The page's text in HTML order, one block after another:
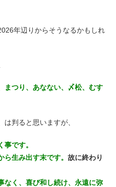
年辺りからそうなるかもしれ
まつり、あなない、〆松、むす
は判ると思いますが、
です。
生み出す末です。 故に終わり
なく、喜び和し続け、永遠に弥